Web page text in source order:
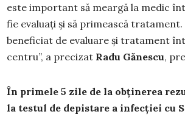
este important să meargă la medic
fie evaluați și să primească tratament.
beneficiat de evaluare și tratament
centru”, a precizat Radu Gănescu,
În primele 5 zile de la obţinerea
la testul de depistare a infecției cu